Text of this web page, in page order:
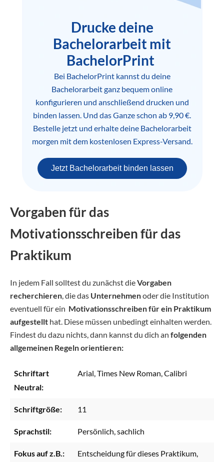
Drucke deine
Bachelorarbeit mit
BachelorPrint
Bei BachelorPrint kannst du deine
Bachelorarbeit ganz bequem online
konfigurieren und anschließend drucken und
binden lassen. Und das Ganze schon ab 9,90 €.
Bestelle jetzt und erhalte deine Bachelorarbeit
morgen mit dem kostenlosen Express-Versand.
Jetzt Bachelorarbeit binden lassen
Vorgaben für das
Motivationsschreiben für das
Praktikum
In jedem Fall solltest du zunächst dieVorgaben
recherchieren, die das Unternehmenoder die Institution
eventuell für ein Motivationsschreiben für ein Praktikum
aufgestellt hat. Diese müssen unbedingt einhalten werden.
Findest du dazu nichts, dann kannst du dich an folgenden
allgemeinen Regeln orientieren:
Schriftart
Neutral:
Arial, Times New Roman, Calibri
Schriftgröße: 11
Sprachstil: Persönlich, sachlich
Fokus auf z.B.:
Entscheidung für dieses Praktikum,